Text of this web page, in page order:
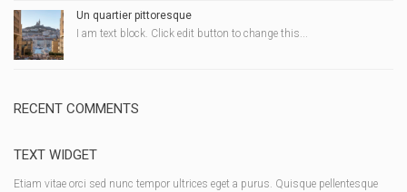
Un quartier pittoresque
I am text block. Click edit button to change this...
RECENT COMMENTS
TEXT WIDGET
Etiam vitae orci sed nunc tempor ultrices eget a purus. Quisque pellentesque